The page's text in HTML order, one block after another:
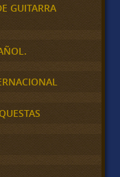
GUITARRA